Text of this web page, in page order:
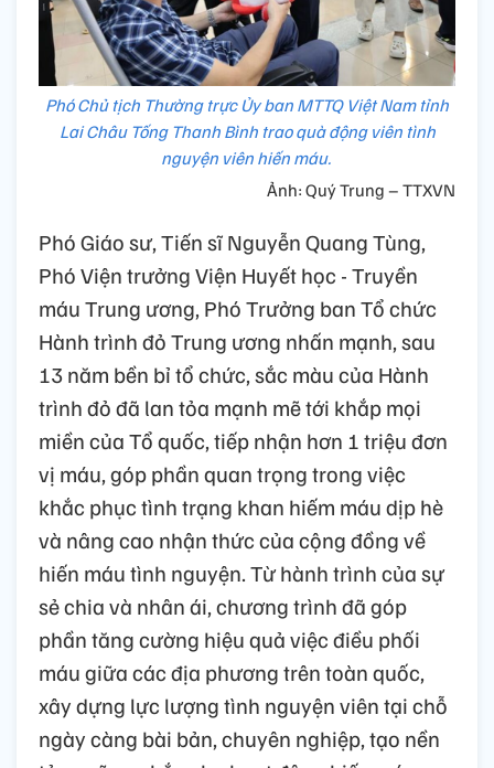
Phó Chủ tịch Thường trực Ủy ban MTTQ Việt Nam tỉnh
Lai Châu Tống Thanh Bình trao quà động viên tình
nguyện viên hiến máu.
Ảnh: Quý Trung – TTXVN
Phó Giáo sư, Tiến sĩ Nguyễn Quang Tùng,
Phó Viện trưởng Viện Huyết học - Truyền
máu Trung ương, Phó Trưởng ban Tổ chức
Hành trình đỏ Trung ương nhấn mạnh, sau
13 năm bền bỉ tổ chức, sắc màu của Hành
trình đỏ đã lan tỏa mạnh mẽ tới khắp mọi
miền của Tổ quốc, tiếp nhận hơn 1 triệu đơn
vị máu, góp phần quan trọng trong việc
khắc phục tình trạng khan hiếm máu dịp hè
và nâng cao nhận thức của cộng đồng về
hiến máu tình nguyện. Từ hành trình của sự
sẻ chia và nhân ái, chương trình đã góp
phần tăng cường hiệu quả việc điều phối
máu giữa các địa phương trên toàn quốc,
xây dựng lực lượng tình nguyện viên tại chỗ
ngày càng bài bản, chuyên nghiệp, tạo nền